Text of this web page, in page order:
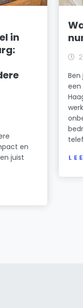
in
en
juist
een